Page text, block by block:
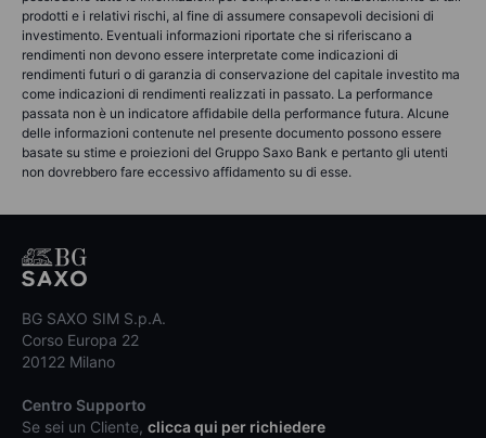
prodotti e i relativi rischi, al fine di assumere consapevoli decisioni di
investimento. Eventuali informazioni riportate che si riferiscano a
rendimenti non devono essere interpretate come indicazioni di
rendimenti futuri o di garanzia di conservazione del capitale investito ma
come indicazioni di rendimenti realizzati in passato. La performance
passata non è un indicatore affidabile della performance futura. Alcune
delle informazioni contenute nel presente documento possono essere
basate su stime e proiezioni del Gruppo Saxo Bank e pertanto gli utenti
non dovrebbero fare eccessivo affidamento su di esse.
BG SAXO SIM S.p.A.
Corso Europa 22
20122 Milano
Centro Supporto
Se sei un Cliente, clicca qui per richiedere